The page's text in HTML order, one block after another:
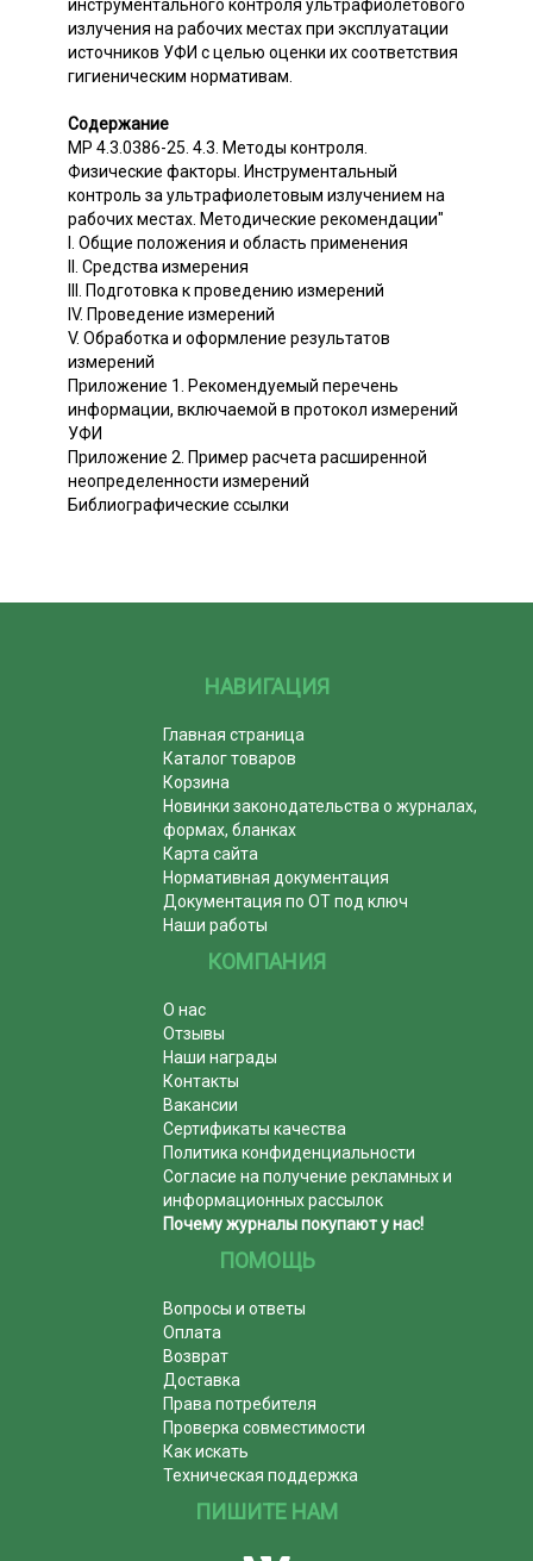
инструментального контроля ультрафиолетового
излучения на рабочих местах при эксплуатации
источников УФИ с целью оценки их соответствия
гигиеническим нормативам.
Содержание
МР 4.3.0386-25. 4.3. Методы контроля.
Физические факторы. Инструментальный
контроль за ультрафиолетовым излучением на
рабочих местах. Методические рекомендации"
I. Общие положения и область применения
II. Средства измерения
III. Подготовка к проведению измерений
IV. Проведение измерений
V. Обработка и оформление результатов
измерений
Приложение 1. Рекомендуемый перечень
информации, включаемой в протокол измерений
УФИ
Приложение 2. Пример расчета расширенной
неопределенности измерений
Библиографические ссылки
НАВИГАЦИЯ
Главная страница
Каталог товаров
Корзина
Новинки законодательства о журналах,
формах, бланках
Карта сайта
Нормативная документация
Документация по ОТ под ключ
Наши работы
КОМПАНИЯ
О нас
Отзывы
Наши награды
Контакты
Вакансии
Сертификаты качества
Политика конфиденциальности
Согласие на получение рекламных и
информационных рассылок
Почему журналы покупают у нас!
ПОМОЩЬ
Вопросы и ответы
Оплата
Возврат
Доставка
Права потребителя
Проверка совместимости
Как искать
Техническая поддержка
ПИШИТЕ НАМ